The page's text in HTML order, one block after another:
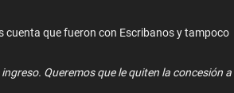
cuenta que fueron con Escribanos y tampoco
Queremos que le quiten la concesión a